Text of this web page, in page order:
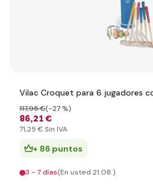
Vilac Croquet para 6 jugadores
86,21 €
117,95 €(-27 %)
71,25 € Sin IVA
+ 86 puntos
3 - 7 días(En usted 21.08.)